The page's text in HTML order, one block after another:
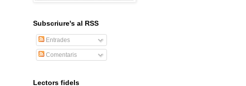
Subscriure's al RSS
Entrades
Comentaris
Lectors fidels